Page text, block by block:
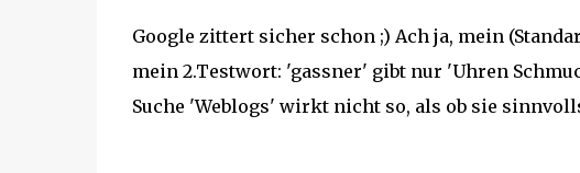
Google zittert sicher schon ;) Ach ja, mein
mein 2.Testwort: 'gassner' gibt nur 'Uhren
Suche 'Weblogs' wirkt nicht so, als ob sie